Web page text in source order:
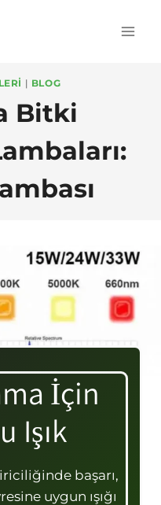
| BLOG
Bitki
İçin
Işık
başarı,
uygun ışığı